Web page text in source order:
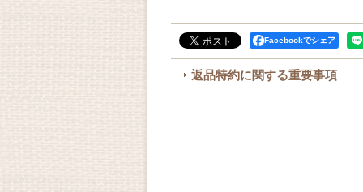
Facebookでシェア
返品特約に関する重要事項